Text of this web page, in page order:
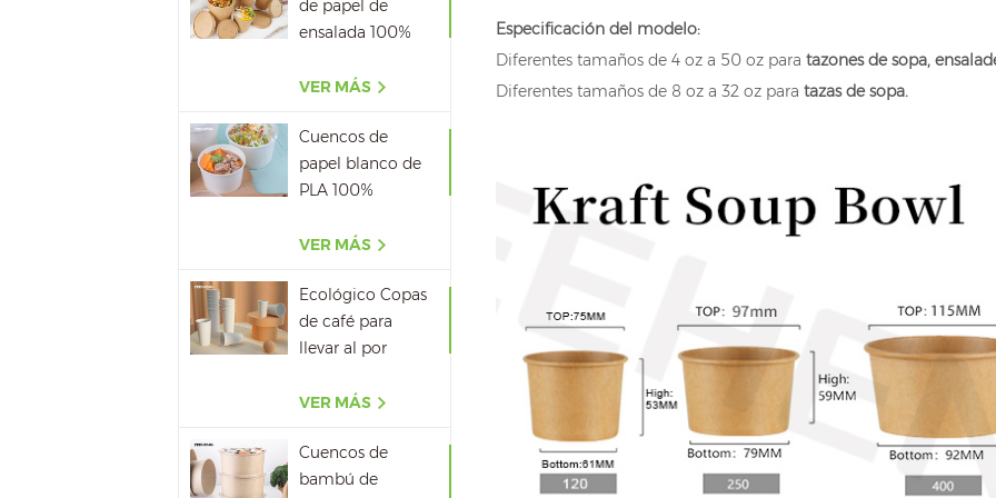
de papel de
ensalada 100%
por mayor
VER MÁS
Cuencos de
papel blanco de
PLA 100%
con tapa
VER MÁS
Ecológico Copas
de café para
llevar al por
VER MÁS
Cuencos de
bambú de
Especificación del modelo:
Diferentes tamaños de 4 oz a 50 oz para tazones de sopa,
Diferentes tamaños de 8 oz a 32 oz para tazas de sopa.